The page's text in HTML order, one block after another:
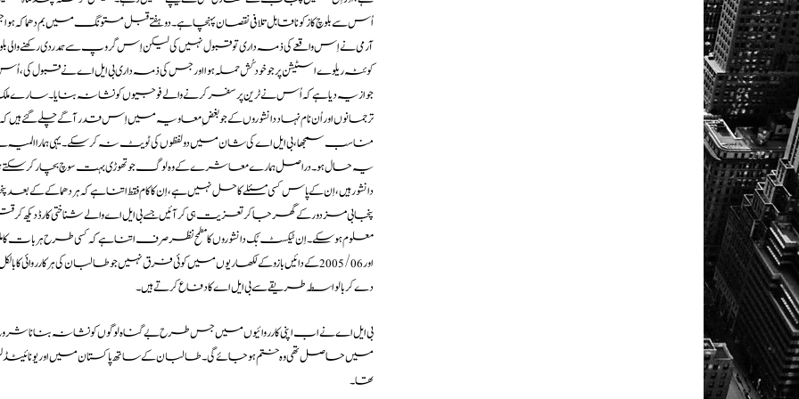
اُس سے بلوچ کاز کو ناقابل تلافی نقصان پہنچا ہے۔ دو ہفتے قبل مستونگ میں بم
آرمی نے اِس واقعے کی ذمہ داری تو قبول نہیں کی لیکن اِس گروپ سے ہمدردی رکھنے
جواز یہ دیا ہے کہ اُس نے ٹرین پر سفر کرنے والے فوجیوں کو نشانہ بنایا۔
ترجمانوں اور اُن نام نہاد دانشوروں کے جو بغضِ معاویہ میں اِس قدر آگے چلے گئے ہیں
مناسب سمجھا، بی ایل اے کی شان میں دو لفظوں کی ٹویٹ نہ کرسکے۔ یہی ہمارا المیہ
یہ حال ہو۔ دراصل ہمارے معاشرے کے وہ لوگ جو تھوڑی بہت سوچ بچار کر سکتے
دانشور ہیں، اِن کے پاس کسی مسئلے کا حل نہیں ہے، اِن کا کام فقط اتنا ہے کہ ہر
پنجابی مزدور کے گھر جا کر تعزیت ہی کر آئیں جسے بی ایل اے والے شناختی کارڈ دیکھ
معلوم ہو سکے۔ اِن ٹیکسٹ بُک دانشوروں کا مطمح نظر صرف اتنا ہے کہ کسی طرح ہر بات کا
اور 2005/06کے دائیں بازو کے لکھاریوں میں کوئی فرق نہیں جو طالبان کی ہر
دے کر بالواسطہ طریقے سے بی ایل اے کا دفاع کرتے ہیں۔
بی ایل اے نے اب اپنی کارروائیوں میں جس طرح بے گناہ لوگوں کو نشانہ بنانا شروع
میں حاصل تھی وہ ختم ہو جائے گی۔ طالبان کے ساتھ پاکستان میں اور
تھا۔